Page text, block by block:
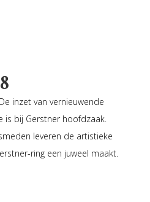
inzet van vernieuwende
is bij Gerstner hoofdzaak.
leveren de artistieke
ring een juweel maakt.